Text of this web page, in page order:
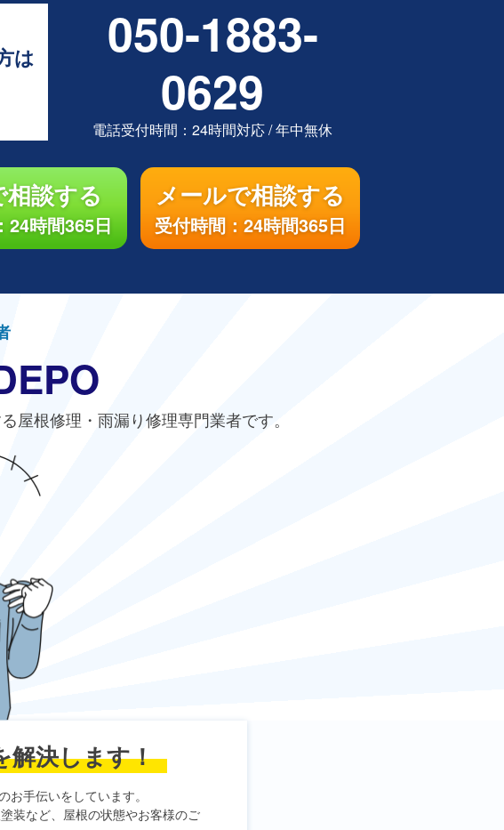
は
050-1883-
0629
電話受付時間：24時間対応/年中無休
談する
24時間365日
メールで相談する
受付時間：24時間365日
屋根修理・雨漏り修理専門業者です。
解決します！
手伝いをしています。
装など、屋根の状態やお客様のご